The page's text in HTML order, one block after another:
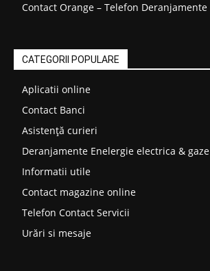
Contact Orange – Telefon Deranjamente
CATEGORII POPULARE
Aplicatii online
Contact Banci
Asistență curieri
Deranjamente Enelergie electrica & gaze
Informatii utile
Contact magazine online
Telefon Contact Servicii
Urări si mesaje